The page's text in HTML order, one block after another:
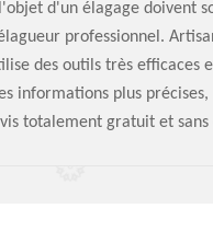
d'un élagage doivent
professionnel.
des outils très efficaces
informations plus
totalement gratuit et sans